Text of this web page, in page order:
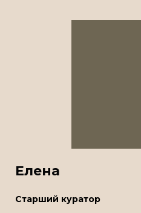
Елена
Старший куратор